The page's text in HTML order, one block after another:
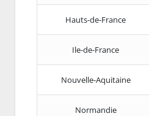
Hauts-de-France
Ile-de-France
Nouvelle-Aquitaine
Normandie